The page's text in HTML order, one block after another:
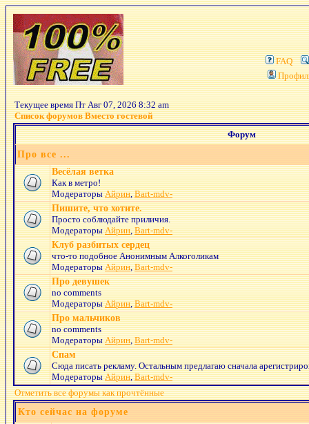
FAQ
Текущее время Пт Авг 07, 2026 8:32 am
Список форумов Вместо гостевой
Форум
Про все ...
Весёлая ветка
Как в метро!
МодераторыАйрин,Bart-mdv-
Пишите, что хотите.
Просто соблюдайте приличия.
МодераторыАйрин,Bart-mdv-
Клуб разбитых сердец
что-то подобное Анонимным Алкоголикам
МодераторыАйрин,Bart-mdv-
Про девушек
no comments
МодераторыАйрин,Bart-mdv-
Про мальчиков
no comments
МодераторыАйрин,Bart-mdv-
Спам
Сюда писать рекламу. Остальным предлагаю сначала
МодераторыАйрин,Bart-mdv-
Отметить все форумы как прочтённые
Кто сейчас на форуме